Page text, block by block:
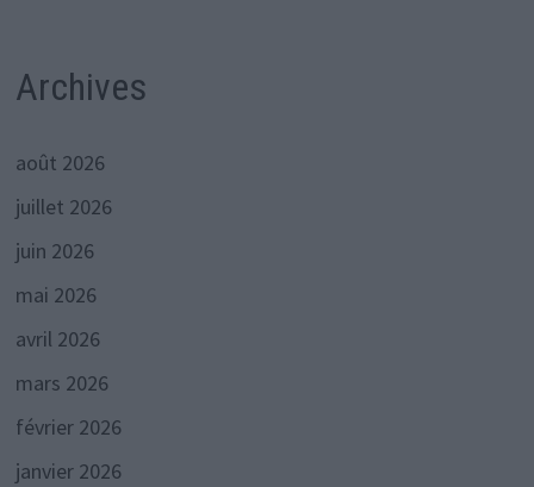
Archives
août 2026
juillet 2026
juin 2026
mai 2026
avril 2026
mars 2026
février 2026
janvier 2026